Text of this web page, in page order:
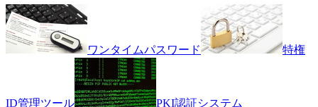
ワンタイムパスワード 特権
ID管理ツール PKI認証システム